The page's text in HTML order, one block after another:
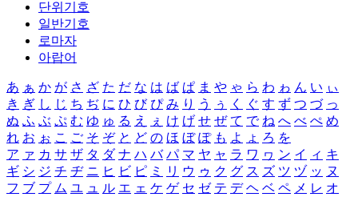
단위기호
일반기호
로마자
아랍어
あ ぁ か が さ ざ た だ な は ば ぱ ま や ゃ ら わ ゎ ん い ぃ
き ぎ し じ ち ぢ に ひ び ぴ み り う ぅ く ぐ す ず つ づ っ
ぬ ふ ぶ ぷ む ゆ ゅ る え ぇ け げ せ ぜ て で ね へ べ ぺ め
れ お ぉ こ ご そ ぞ と ど の ほ ぼ ぽ も よ ょ ろ を
ア ァ カ サ ザ タ ダ ナ ハ バ パ マ ヤ ャ ラ ワ ヮ ン イ ィ キ
ギ シ ジ チ ヂ ニ ヒ ビ ピ ミ リ ウ ゥ ク グ ス ズ ツ ヅ ッ ヌ
フ ブ プ ム ユ ュ ル エ ェ ケ ゲ セ ゼ テ デ ヘ ベ ペ メ レ オ